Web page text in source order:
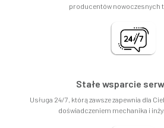
producentów nowoczesnych
Stałe wsparcie
Usługa 24/7, którą zawsze zapewnia dla
doświadczeniem mechanika i